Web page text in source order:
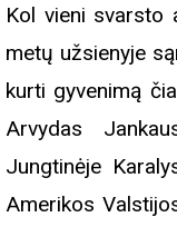
Kol vieni svarsto
metų užsienyje
kurti gyvenimą
Arvydas
Jungtinėje
Amerikos